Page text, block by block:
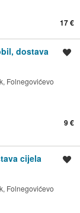
17 €
dostava
Folnegovićevo
9 €
cijela
Folnegovićevo